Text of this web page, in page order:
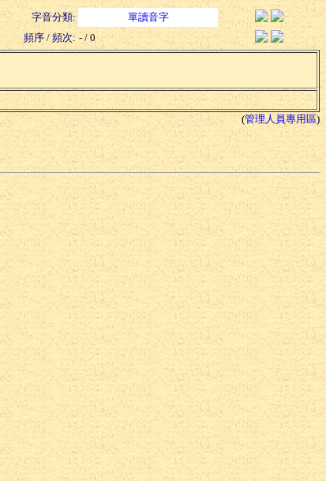
字音分類:
單讀音字
頻序 / 頻次: - / 0
(管理人員專用區)